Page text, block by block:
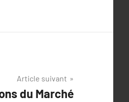
Article suivant
du Marché